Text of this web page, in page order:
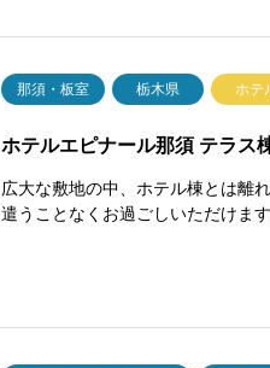
那須・板室 栃木県 ホテ
ホテルエピナール那須 テラス
広大な敷地の中、ホテル棟とは離
遣うことなくお過ごしいただけま